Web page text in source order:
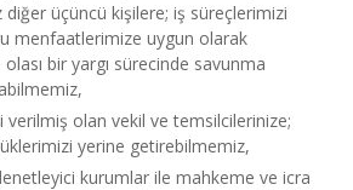
diğer üçüncü kişilere; iş süreçlerimizi
menfaatlerimize uygun olarak
bir yargı sürecinde savunma
verilmiş olan vekil ve temsilcilerinize;
yerine getirebilmemiz,
kurumlar ile mahkeme ve icra